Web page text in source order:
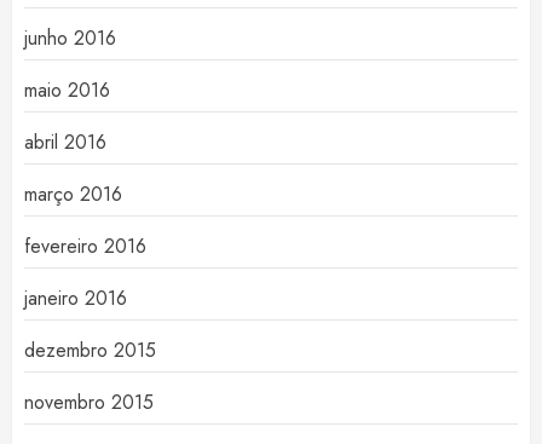
junho 2016
maio 2016
abril 2016
março 2016
fevereiro 2016
janeiro 2016
dezembro 2015
novembro 2015